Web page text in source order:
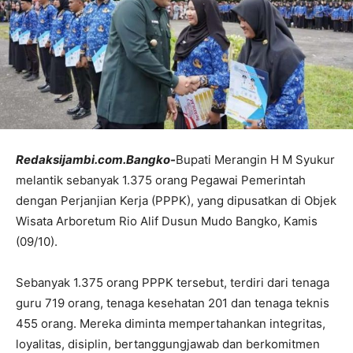
Redaksijambi.com.Bangko-Bupati Merangin H M Syukur
melantik sebanyak 1.375 orang Pegawai Pemerintah
dengan Perjanjian Kerja (PPPK), yang dipusatkan di Objek
Wisata Arboretum Rio Alif Dusun Mudo Bangko, Kamis
(09/10).
Sebanyak 1.375 orang PPPK tersebut, terdiri dari tenaga
guru 719 orang, tenaga kesehatan 201 dan tenaga teknis
455 orang. Mereka diminta mempertahankan integritas,
loyalitas, disiplin, bertanggungjawab dan berkomitmen